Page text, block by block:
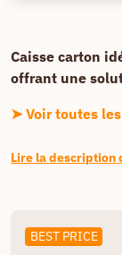
Caisse carton
offrant une
➤ Voir toutes
Lire la description
BEST PRICE